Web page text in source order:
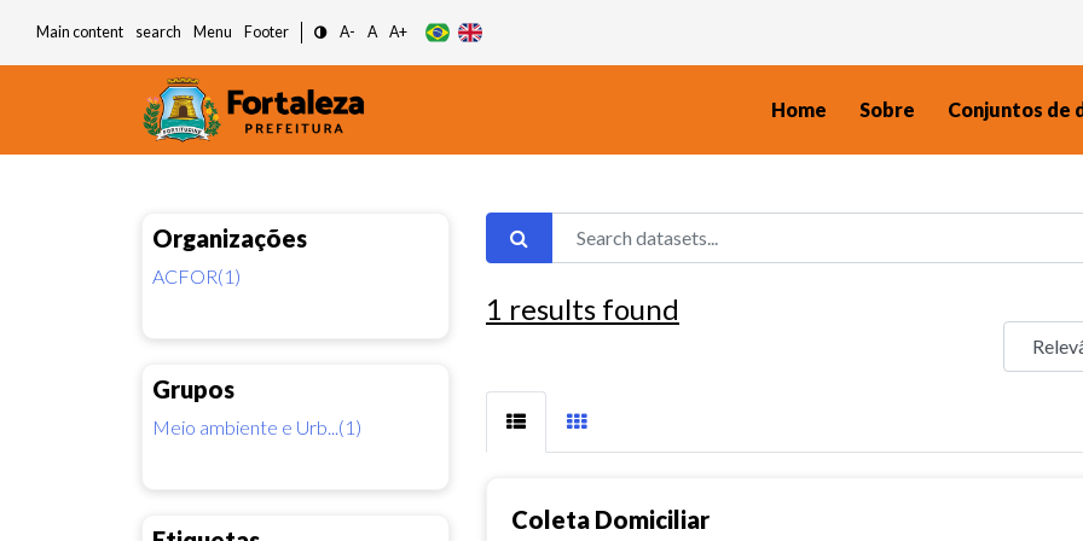
Main content search Menu Footer A- A A+
Home Sobre Conjuntos de
Organizações
ACFOR(1)
Grupos
Meio ambiente e Urb...(1)
1 results found
Coleta Domiciliar